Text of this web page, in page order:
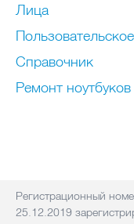
Лица
Справочник
Ремонт нoутбуков
Регистрационный
25.12.2019